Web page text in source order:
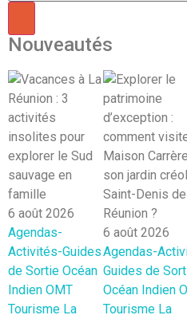
Nouveautés
6 août 2026
Agendas-
Activités-Guides
de Sortie Océan
Indien OMT
Tourisme La
6 août 2026
Agendas-
Guides de
Océan Indien
Tourisme La